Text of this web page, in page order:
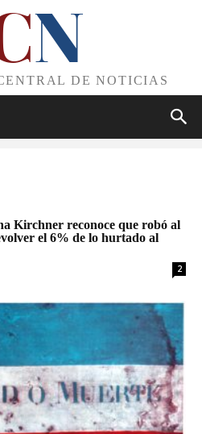
N
DE NOTICIAS
Kirchner reconoce que robó al
el 6% de lo hurtado al
2